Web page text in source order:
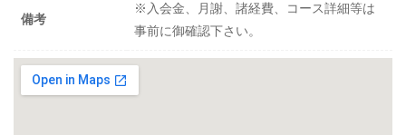
備考
※入会金、月謝、諸経費、コース詳細等は
事前に御確認下さい。